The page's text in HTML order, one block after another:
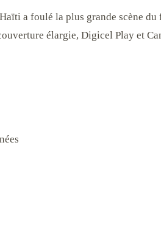
a foulé la plus grande scène
élargie, Digicel Play et